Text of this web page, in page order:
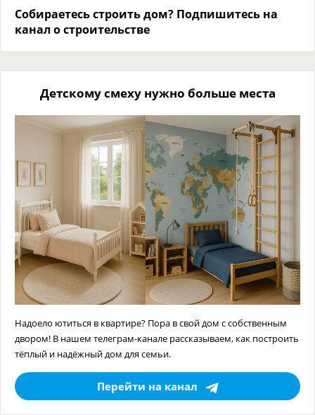
Собираетесь строить дом? Подпишитесь на
канал о строительстве
Детскому смеху нужно больше места
Надоело ютиться в квартире? Пора в свой дом с собственным
двором! В нашем телеграм-канале рассказываем, как построить
тёплый и надёжный дом для семьи.
Перейти на канал